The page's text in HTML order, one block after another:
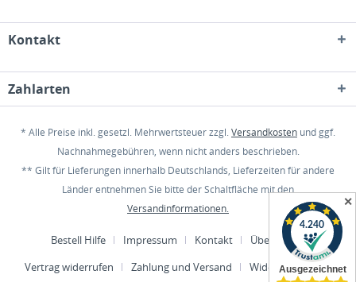
✕
Kontakt
Zahlarten
* Alle Preise inkl. gesetzl. Mehrwertsteuer zzgl.Versandkosten und ggf.
Nachnahmegebühren, wenn nicht anders beschrieben.
** Gilt für Lieferungen innerhalb Deutschlands, Lieferzeiten für andere
Länder entnehmen Sie bitte der Schaltfläche mit den
Versandinformationen.
Bestell Hilfe Impressum Kontakt
Über uns
Vertrag widerrufen
Zahlung und Versand Widerrufsrecht